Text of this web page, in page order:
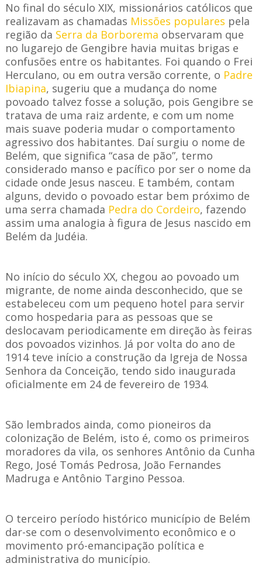
No final do século XIX, missionários católicos que
realizavam as chamadas Missões populares pela
região da Serra da Borborema observaram que
no lugarejo de Gengibre havia muitas brigas e
confusões entre os habitantes. Foi quando o Frei
Herculano, ou em outra versão corrente, o Padre
Ibiapina, sugeriu que a mudança do nome
povoado talvez fosse a solução, pois Gengibre se
tratava de uma raiz ardente, e com um nome
mais suave poderia mudar o comportamento
agressivo dos habitantes. Daí surgiu o nome de
Belém, que significa “casa de pão”, termo
considerado manso e pacífico por ser o nome da
cidade onde Jesus nasceu. E também, contam
alguns, devido o povoado estar bem próximo de
uma serra chamada Pedra do Cordeiro, fazendo
assim uma analogia à figura de Jesus nascido em
Belém da Judéia.
No início do século XX, chegou ao povoado um
migrante, de nome ainda desconhecido, que se
estabeleceu com um pequeno hotel para servir
como hospedaria para as pessoas que se
deslocavam periodicamente em direção às feiras
dos povoados vizinhos. Já por volta do ano de
1914 teve início a construção da Igreja de Nossa
Senhora da Conceição, tendo sido inaugurada
oficialmente em 24 de fevereiro de 1934.
São lembrados ainda, como pioneiros da
colonização de Belém, isto é, como os primeiros
moradores da vila, os senhores Antônio da Cunha
Rego, José Tomás Pedrosa, João Fernandes
Madruga e Antônio Targino Pessoa.
O terceiro período histórico município de Belém
dar-se com o desenvolvimento econômico e o
movimento pró-emancipação política e
administrativa do município.